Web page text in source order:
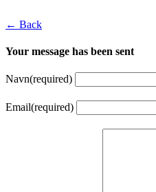
← Back
Your message has been sent
Navn(required)
Email(required)